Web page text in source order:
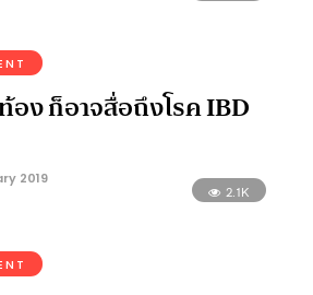
อง ก็อาจสื่อถึงโรค IBD
2019
2.1K